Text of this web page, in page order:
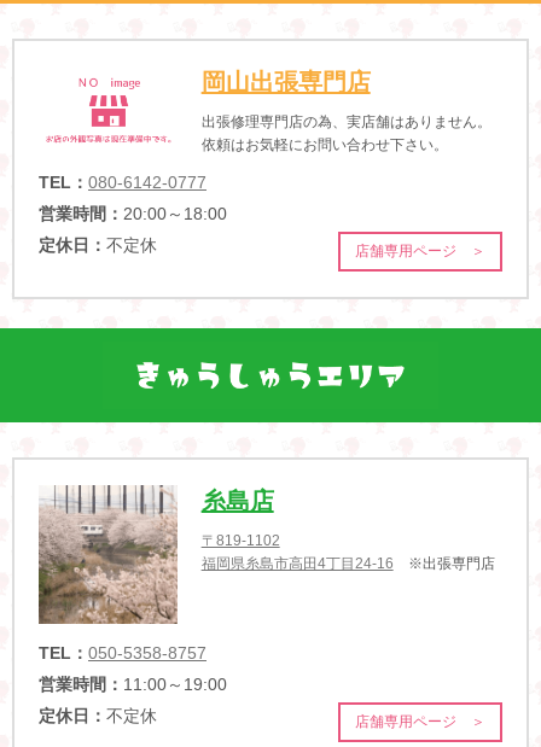
岡山出張専門店
出張修理専門店の為、実店舗はありません。
依頼はお気軽にお問い合わせ下さい。
TEL： 080-6142-0777
営業時間： 20:00～18:00
定休日： 不定休 店舗専用ページ ＞
糸島店
〒819-1102
福岡県糸島市高田4丁目24-16 ※出張専門店
TEL： 050-5358-8757
営業時間： 11:00～19:00
定休日： 不定休 店舗専用ページ ＞